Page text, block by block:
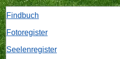
Findbuch
Fotoregister
Seelenregister